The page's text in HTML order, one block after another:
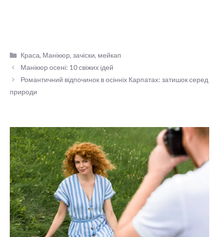
Категорії
Краса, Манікюр, зачіски, мейкап
Манікюр осені: 10 свіжих ідей
Романтичний відпочинок в осінніх Карпатах: затишок серед
природи